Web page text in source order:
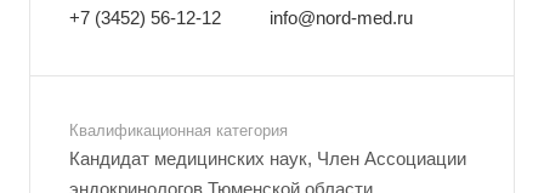
+7 (3452) 56-12-12 info@nord-med.ru
Квалификационная категория
Кандидат медицинских наук, Член Ассоциации
эндокринологов Тюменской области